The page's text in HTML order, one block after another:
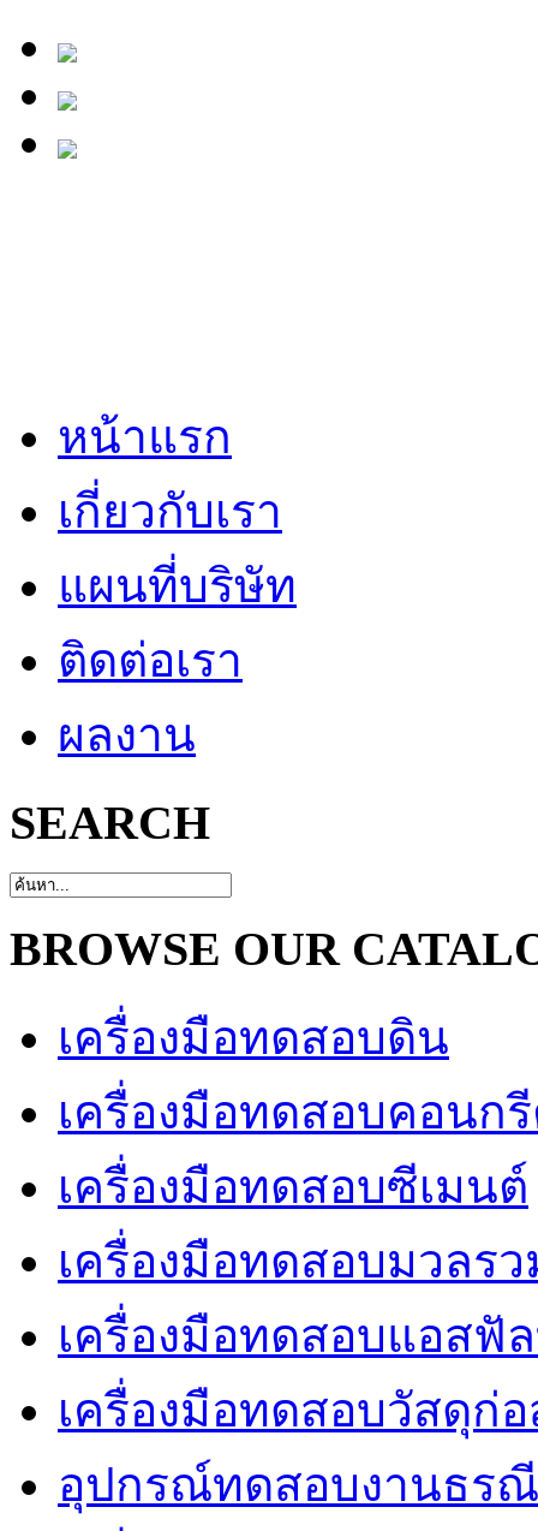
หน้าแรก
เกี่ยวกับเรา
แผนที่บริษัท
ติดต่อเรา
ผลงาน
SEARCH
BROWSE OUR
เครื่องมือทดสอบดิน
เครื่องมือทดสอบคอนก
เครื่องมือทดสอบซีเมนต์
เครื่องมือทดสอบมวลร
เครื่องมือทดสอบแอสฟั
เครื่องมือทดสอบวัสดุก่อ
อุปกรณ์ทดสอบงานธรณี